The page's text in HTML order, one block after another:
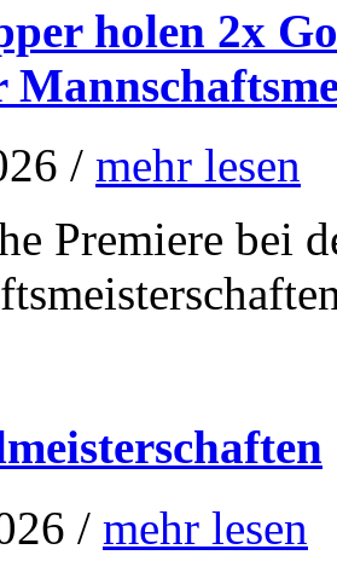
holen 2x
/ mehr lesen
Premiere bei
/ mehr lesen